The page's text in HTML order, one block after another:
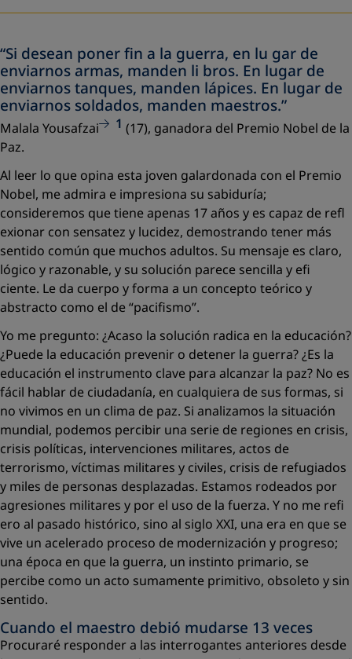
“Si desean poner fin a la guerra, en lu gar de
enviarnos armas, manden li bros. En lugar de
enviarnos tanques, manden lápices. En lugar de
enviarnos soldados, manden maestros.”
Malala Yousafzai 1 (17), ganadora del Premio Nobel de la
Paz.
Al leer lo que opina esta joven galardonada con el Premio
Nobel, me admira e impresiona su sabiduría;
consideremos que tiene apenas 17 años y es capaz de refl
exionar con sensatez y lucidez, demostrando tener más
sentido común que muchos adultos. Su mensaje es claro,
lógico y razonable, y su solución parece sencilla y efi
ciente. Le da cuerpo y forma a un concepto teórico y
abstracto como el de “pacifismo”.
Yo me pregunto: ¿Acaso la solución radica en la educación?
¿Puede la educación prevenir o detener la guerra? ¿Es la
educación el instrumento clave para alcanzar la paz? No es
fácil hablar de ciudadanía, en cualquiera de sus formas, si
no vivimos en un clima de paz. Si analizamos la situación
mundial, podemos percibir una serie de regiones en crisis,
crisis políticas, intervenciones militares, actos de
terrorismo, víctimas militares y civiles, crisis de refugiados
y miles de personas desplazadas. Estamos rodeados por
agresiones militares y por el uso de la fuerza. Y no me refi
ero al pasado histórico, sino al siglo XXI, una era en que se
vive un acelerado proceso de modernización y progreso;
una época en que la guerra, un instinto primario, se
percibe como un acto sumamente primitivo, obsoleto y sin
sentido.
Cuando el maestro debió mudarse 13 veces
Procuraré responder a las interrogantes anteriores desde